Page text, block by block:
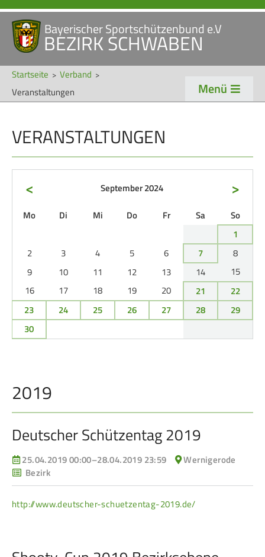
Bayerischer Sportschützenbund e.V
BEZIRK SCHWABEN
Startseite
Verband
Veranstaltungen
Menü
VERANSTALTUNGEN
< September 2024 >
Montag Di MittwochDonnerstag
Freitag Samstag Sonntag
1
2
3 4 5 6 7
8
9
10 11 12 13 14
15
16
17 18 19 20 21
22
23
24 25 26 27 28
29
30
2019
Deutscher Schützentag 2019
25.04.2019 00:00–28.04.2019 23:59
Wernigerode
Bezirk
http://www.deutscher-schuetzentag-2019.de/
Navigation
überspringen
STARTSEITE
VERANSTALTUNGEN
NEWS
Navigation
Veranstaltungen
Bezirk Schwaben
Präsidium
Ehrungen
Service
Schützentradition
Bezirksschützen­tag
Böllerschützen
SPORT
Schützensport
Senioren-Auflage
RWK
JUGEND
DAMEN
Damen im Schützensport
Schützenkönige